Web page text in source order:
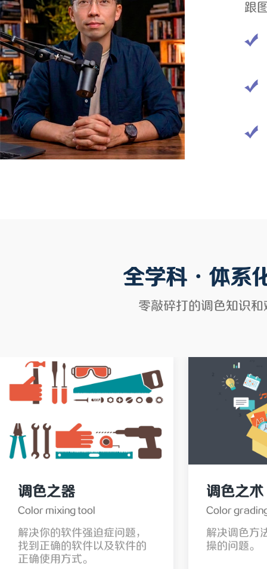
跟
全学科•体系
零敲碎打的调色知识
调色之器
Color mixing tool
解决你的软件强迫症问题，
找到正确的软件以及软件的
正确使用方式。
调色之术
Color
解决调色方
操的问题。